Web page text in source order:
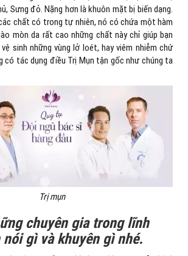
Sưng đỏ. Nặng hơn là khuôn mặt bị biến dạng.
chất có trong tự nhiên, nó có chứa một hàm
mòn da rất cao những chất này chỉ giúp bạn
sinh những vùng lở loét, hay viêm nhiễm chứ
có tác dụng điều Trị Mụn tận gốc như chúng ta
Trị mụn
chuyên gia trong lĩnh
gì và khuyên gì nhé.